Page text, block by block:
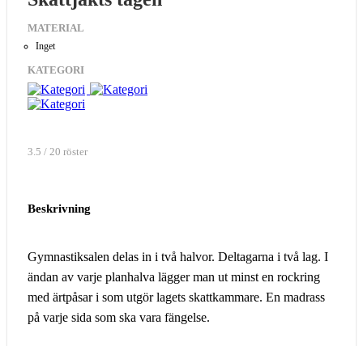
MATERIAL
Inget
KATEGORI
3.5 / 20 röster
Beskrivning
Gymnastiksalen delas in i två halvor. Deltagarna i två lag. I
ändan av varje planhalva lägger man ut minst en rockring
med ärtpåsar i som utgör lagets skattkammare. En madrass
på varje sida som ska vara fängelse.